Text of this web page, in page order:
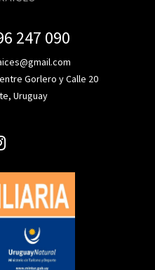
247 090
Gorlero y Calle 20
Uruguay